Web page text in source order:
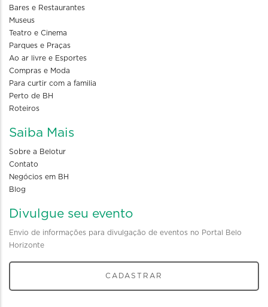
Bares e Restaurantes
Museus
Teatro e Cinema
Parques e Praças
Ao ar livre e Esportes
Compras e Moda
Para curtir com a familia
Perto de BH
Roteiros
Saiba Mais
Sobre a Belotur
Contato
Negócios em BH
Blog
Divulgue seu evento
Envio de informações para divulgação de eventos no Portal Belo
Horizonte
CADASTRAR